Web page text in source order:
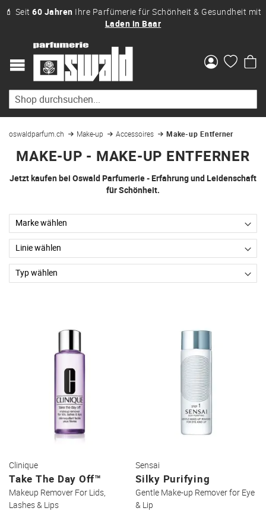
💄 Seit60 Jahren Ihre Parfümerie für Schönheit & Gesundheit mit
Laden in Baar
oswaldparfum.ch Make-up Accessoires Make-up Entferner
MAKE-UP - MAKE-UP ENTFERNER
Jetzt kaufen bei Oswald Parfumerie - Erfahrung und Leidenschaft
für Schönheit.
Clinique
Take The Day Off™
Makeup Remover For Lids,
Lashes & Lips
Sensai
Silky Purifying
Gentle Make-up Remover for Eye
& Lip